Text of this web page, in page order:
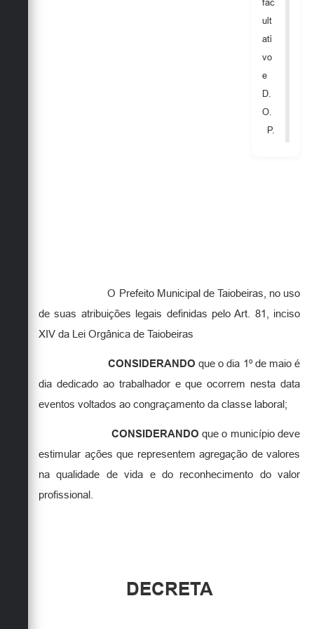
fac
ult
ati
vo
e
D.
O.
P.
O Prefeito Municipal de Taiobeiras, no uso
de suas atribuições legais definidas pelo Art. 81, inciso
XIV da Lei Orgânica de Taiobeiras
CONSIDERANDO que o dia 1º de maio é
dia dedicado ao trabalhador e que ocorrem nesta data
eventos voltados ao congraçamento da classe laboral;
CONSIDERANDO que o município deve
estimular ações que representem agregação de valores
na qualidade de vida e do reconhecimento do valor
profissional.
DECRETA